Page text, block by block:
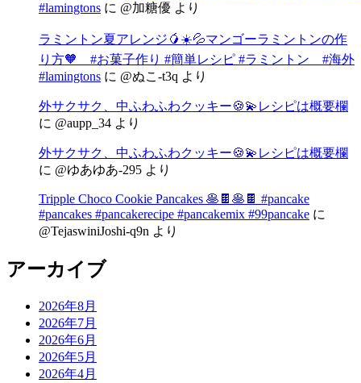
#lamingtons に @加糖優 より
ラミントン夏アレンジ🥭☀️💦マンゴーラミントンの作
り方🧡 #お菓子作り #簡単レシピ #ラミントン #海外
#lamingtons に @ぬこ-t3q より
外サクサク、中ふわふわクッキー🍪💫レシピは概要欄
に @aupp_34 より
外サクサク、中ふわふわクッキー🍪💫レシピは概要欄
に @ゆあゆあ-295 より
Tripple Choco Cookie Pancakes 🥞🍫🥞🍫 #pancake
#pancakes #pancakerecipe #pancakemix #99pancake に
@TejaswiniJoshi-q9n より
アーカイブ
2026年8月
2026年7月
2026年6月
2026年5月
2026年4月